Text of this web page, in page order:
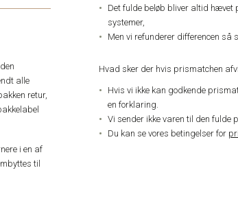
alle
retur,
i en af
til
Det fulde beløb bliver altid hævet
systemer,
Men vi refunderer differencen så
Hvad sker der hvis prismatchen
Hvis vi ikke kan godkende
en forklaring.
Vi sender ikke varen til den fulde
Du kan se vores betingelser for